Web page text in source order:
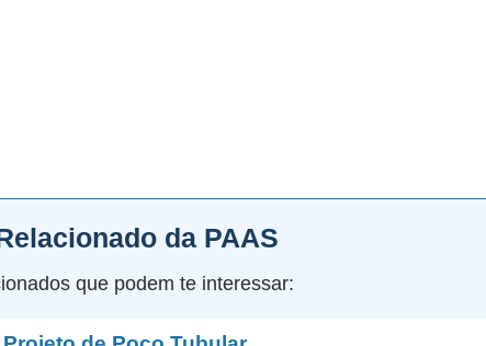
da PAAS
que podem te interessar: